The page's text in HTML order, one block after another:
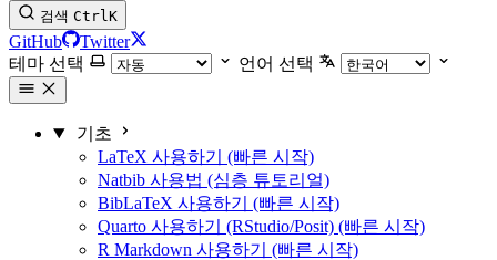
검색 CtrlK
GitHub
Twitter
테마 선택
언어 선택
기초
LaTeX 사용하기 (빠른 시작)
Natbib 사용법 (심층 튜토리얼)
BibLaTeX 사용하기 (빠른 시작)
Quarto 사용하기 (RStudio/Posit) (빠른 시작)
R Markdown 사용하기 (빠른 시작)